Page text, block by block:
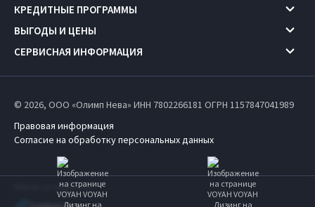
КРЕДИТНЫЕ ПРОГРАММЫ
ВЫГОДЫ И ЦЕНЫ
СЕРВИСНАЯ ИНФОРМАЦИЯ
© 2026, ООО «Олимп Нева» ИНН 7802266181 ОГРН 1157847041989
Правовая информация
Согласие на обработку персональных данных
Работает на технологиях